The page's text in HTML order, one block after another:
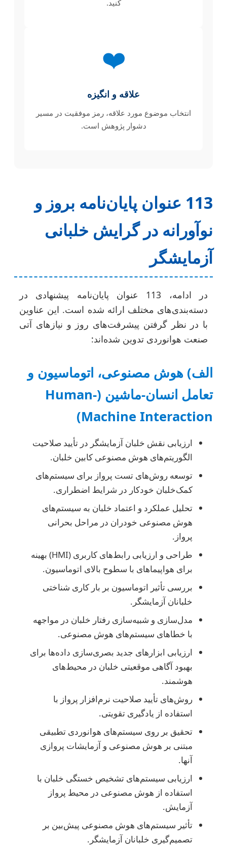
کنید.
❤️
علاقه و انگیزه
انتخاب موضوع مورد علاقه، رمز موفقیت در مسیر
دشوار پژوهش است.
113 عنوان پایان‌نامه بروز و
نوآورانه در گرایش خلبانی
آزمایشگر
در ادامه، 113 عنوان پایان‌نامه پیشنهادی در
دسته‌بندی‌های مختلف ارائه شده است. این عناوین
با در نظر گرفتن پیشرفت‌های روز و نیازهای آتی
صنعت هوانوردی تدوین شده‌اند:
الف) هوش مصنوعی، اتوماسیون و
تعامل انسان-ماشین (Human-
Machine Interaction)
ارزیابی نقش خلبان آزمایشگر در تأیید صلاحیت
الگوریتم‌های هوش مصنوعی کابین خلبان.
توسعه روش‌های تست پرواز برای سیستم‌های
کمک‌خلبان خودکار در شرایط اضطراری.
تحلیل عملکرد و اعتماد خلبان به سیستم‌های
هوش مصنوعی خودران در مراحل بحرانی
پرواز.
طراحی و ارزیابی رابط‌های کاربری (HMI) بهینه
برای هواپیماهای با سطوح بالای اتوماسیون.
بررسی تأثیر اتوماسیون بر بار کاری شناختی
خلبانان آزمایشگر.
مدل‌سازی و شبیه‌سازی رفتار خلبان در مواجهه
با خطاهای سیستم‌های هوش مصنوعی.
ارزیابی ابزارهای جدید بصری‌سازی داده‌ها برای
بهبود آگاهی موقعیتی خلبان در محیط‌های
هوشمند.
روش‌های تأیید صلاحیت نرم‌افزار پرواز با
استفاده از یادگیری تقویتی.
تحقیق بر روی سیستم‌های هوانوردی تطبیقی
مبتنی بر هوش مصنوعی و آزمایشات پروازی
آنها.
ارزیابی سیستم‌های تشخیص خستگی خلبان با
استفاده از هوش مصنوعی در محیط پرواز
آزمایش.
تأثیر سیستم‌های هوش مصنوعی پیش‌بین بر
تصمیم‌گیری خلبانان آزمایشگر.